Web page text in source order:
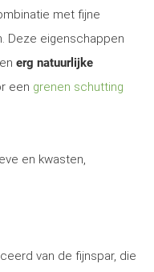
met fijne
Deze eigenschappen
erg natuurlijke
een grenen schutting
en kwasten,
van de fijnspar, die